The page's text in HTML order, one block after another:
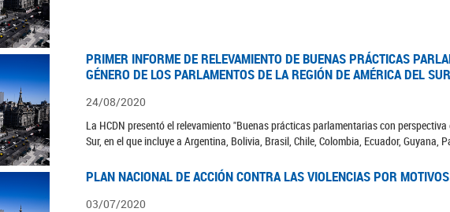
PRIMER INFORME DE RELEVAMIENTO DE BUENAS PRÁCTICAS
GÉNERO DE LOS PARLAMENTOS DE LA REGIÓN DE AMÉRICA DEL
24/08/2020
La HCDN presentó el relevamiento "Buenas prácticas parlamentarias con
Sur, en el que incluye a Argentina, Bolivia, Brasil, Chile, Colombia, Ecuador, Guyana,
PLAN NACIONAL DE ACCIÓN CONTRA LAS VIOLENCIAS POR
03/07/2020